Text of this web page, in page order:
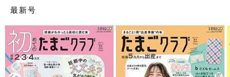
最新号